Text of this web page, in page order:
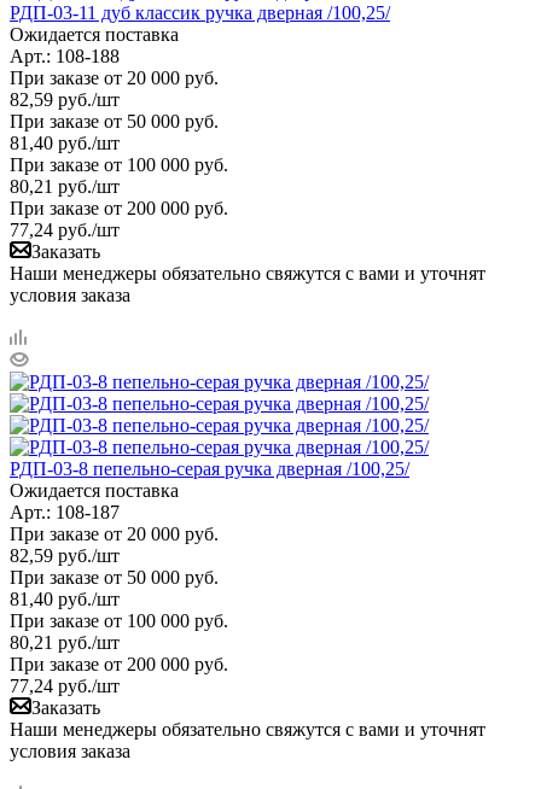
РДП-03-11 дуб классик ручка дверная /100,25/
Ожидается поставка
Арт.: 108-188
При заказе от 20 000 руб.
82,59 руб./шт
При заказе от 50 000 руб.
81,40 руб./шт
При заказе от 100 000 руб.
80,21 руб./шт
При заказе от 200 000 руб.
77,24 руб./шт
Заказать
Наши менеджеры обязательно свяжутся с вами и уточнят
условия заказа
РДП-03-8 пепельно-серая ручка дверная /100,25/
Ожидается поставка
Арт.: 108-187
При заказе от 20 000 руб.
82,59 руб./шт
При заказе от 50 000 руб.
81,40 руб./шт
При заказе от 100 000 руб.
80,21 руб./шт
При заказе от 200 000 руб.
77,24 руб./шт
Заказать
Наши менеджеры обязательно свяжутся с вами и уточнят
условия заказа